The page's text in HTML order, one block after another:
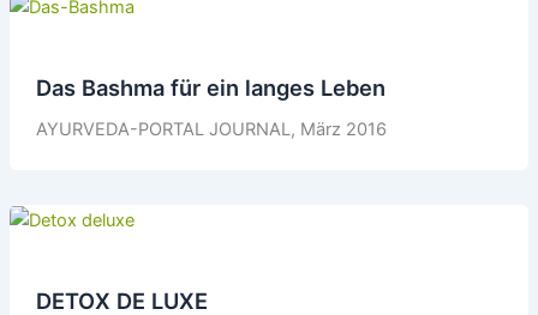
Das Bashma für ein langes Leben
AYURVEDA-PORTAL JOURNAL, März 2016
DETOX DE LUXE